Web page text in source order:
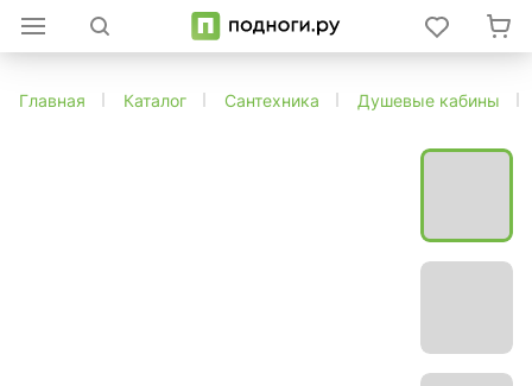
Главная Каталог Сантехника Душевые кабины